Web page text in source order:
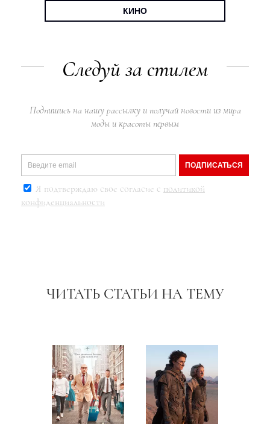
КИНО
Следуй за стилем
Подпишись на нашу рассылку и получай новости из мира
моды и красоты первым
ПОДПИСАТЬСЯ
Я подтверждаю свое согласие с политикой
конфиденциальности
ЧИТАТЬ СТАТЬИ НА ТЕМУ